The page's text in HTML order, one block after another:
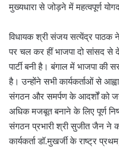
मुख्यधारा से जोड़ने में महत्वपूर्ण
विधायक श्री संजय सत्येंद्र पाठक ने
पर चल कर हीं भाजपा दो सांसद से
पार्टी बनी है। बंगाल में भाजपा की
है। उन्होंने सभी कार्यकर्ताओं से
संगठन और समर्पण के आदर्शों को
अधिक मजबूत बनाने के लिए पूर्ण
संगठन प्रभारी श्री सुजीत जैन ने
कार्यकर्ता डॉ.मुखर्जी के राष्ट्र